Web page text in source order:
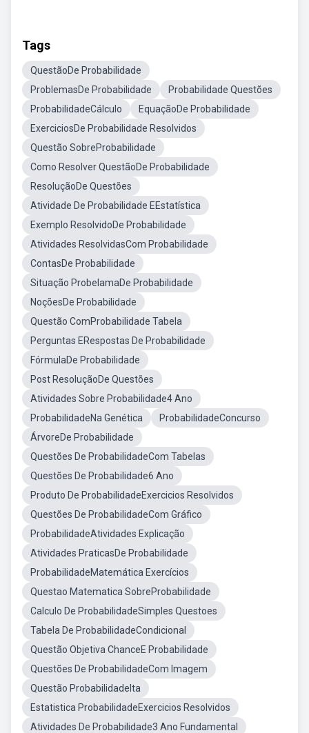
Tags
QuestãoDe Probabilidade
ProblemasDe Probabilidade
Probabilidade Questões
ProbabilidadeCálculo
EquaçãoDe Probabilidade
ExerciciosDe Probabilidade Resolvidos
Questão SobreProbabilidade
Como Resolver QuestãoDe Probabilidade
ResoluçãoDe Questões
Atividade De Probabilidade EEstatística
Exemplo ResolvidoDe Probabilidade
Atividades ResolvidasCom Probabilidade
ContasDe Probabilidade
Situação ProbelamaDe Probabilidade
NoçõesDe Probabilidade
Questão ComProbabilidade Tabela
Perguntas ERespostas De Probabilidade
FórmulaDe Probabilidade
Post ResoluçãoDe Questões
Atividades Sobre Probabilidade4 Ano
ProbabilidadeNa Genética
ProbabilidadeConcurso
ÁrvoreDe Probabilidade
Questões De ProbabilidadeCom Tabelas
Questões De Probabilidade6 Ano
Produto De ProbabilidadeExercicios Resolvidos
Questões De ProbabilidadeCom Gráfico
ProbabilidadeAtividades Explicação
Atividades PraticasDe Probabilidade
ProbabilidadeMatemática Exercícios
Questao Matematica SobreProbabilidade
Calculo De ProbabilidadeSimples Questoes
Tabela De ProbabilidadeCondicional
Questão Objetiva ChanceE Probabilidade
Questões De ProbabilidadeCom Imagem
Questão ProbabilidadeIta
Estatistica ProbabilidadeExercicios Resolvidos
Atividades De Probabilidade3 Ano Fundamental